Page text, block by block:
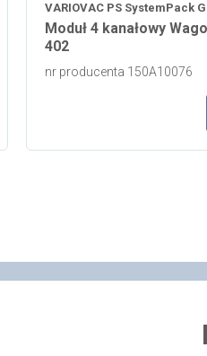
VARIOVAC PS SystemPack
Moduł 4 kanałowy
402
nr producenta 150A10076